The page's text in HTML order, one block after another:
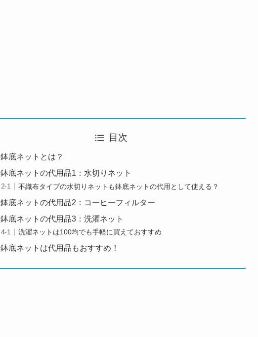
目次
鉢底ネットとは？
鉢底ネットの代用品1：水切りネット
不織布タイプの水切りネットも鉢底ネットの代用として使える？
鉢底ネットの代用品2：コーヒーフィルター
鉢底ネットの代用品3：洗濯ネット
洗濯ネットは100均でも手軽に買えておすすめ
鉢底ネットは代用品もおすすめ！